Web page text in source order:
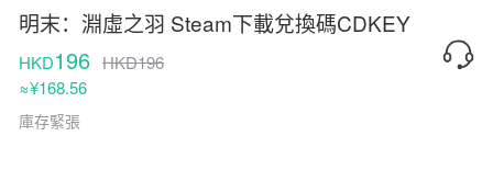
明末：淵虛之羽 Steam下載兌換碼CDKEY
HKD196
≈¥168.56
HKD196
庫存緊張